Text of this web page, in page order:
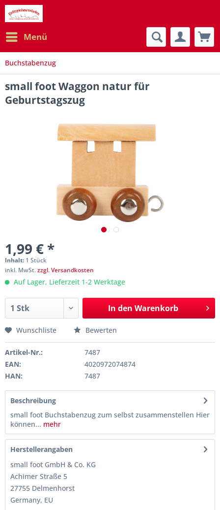
Menü
Buchstabenzug
small foot Waggon natur für
Geburtstagszug
1,99 € *
Inhalt: 1 Stück
inkl. MwSt.zzgl. Versandkosten
Auf Lager, Lieferzeit 1-2 Werktage
In den Warenkorb
Wunschliste Bewerten
Artikel-Nr.:
7487
EAN:
4020972074874
HAN:
7487
Beschreibung
small foot Buchstabenzug zum selbst zusammenstellen Hier
können... mehr
Herstellerangaben
small foot GmbH & Co. KG
Achimer Straße 5
27755 Delmenhorst
Germany, EU